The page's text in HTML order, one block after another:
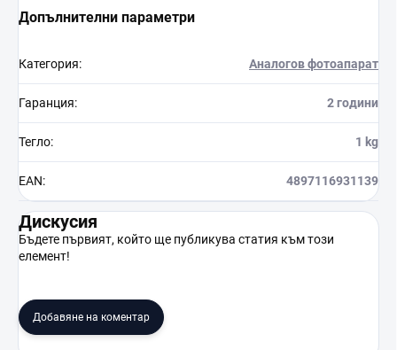
Допълнителни параметри
Категория: Аналогов фотоапарат
Гаранция: 2 години
Тегло: 1 kg
EAN: 4897116931139
Дискусия
Бъдете първият, който ще публикува статия към този
елемент!
Добавяне на коментар